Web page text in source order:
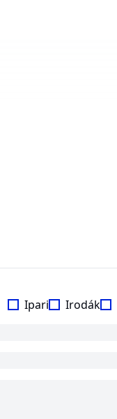
Ipari Irodák